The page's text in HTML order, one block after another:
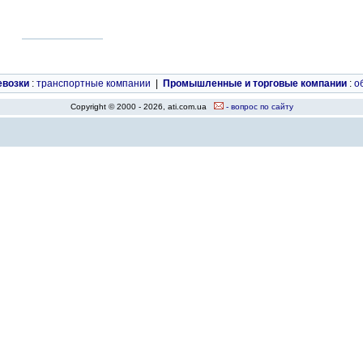
: транспортные компании Промышленные и торговые компании :
Copyright © 2000 - 2026, ati.com.ua - вопрос по сайту